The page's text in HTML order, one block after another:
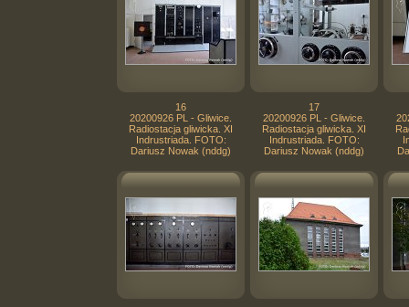
16
20200926 PL - Gliwice.
Radiostacja gliwicka. XI
Indrustriada. FOTO:
Dariusz Nowak (nddg)
17
20200926 PL - Gliwice.
Radiostacja gliwicka. XI
Indrustriada. FOTO:
Dariusz Nowak (nddg)